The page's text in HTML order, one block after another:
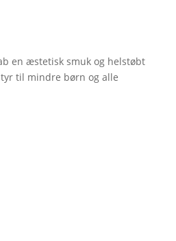
en æstetisk smuk og helstøbt
til mindre børn og alle